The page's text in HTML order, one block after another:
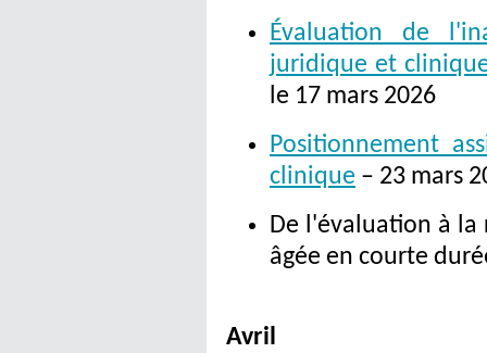
Évaluation de
juridique et
le 17 mars 2026
Positionnement
clinique – 23 mars
De l'évaluation à
âgée en courte
Avril